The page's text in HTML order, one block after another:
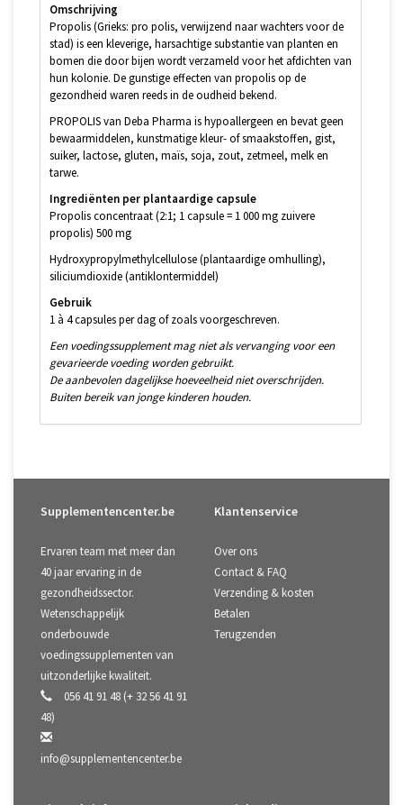
Omschrijving
Propolis (Grieks: pro polis, verwijzend naar wachters voor de
stad) is een kleverige, harsachtige substantie van planten en
bomen die door bijen wordt verzameld voor het afdichten van
hun kolonie. De gunstige effecten van propolis op de
gezondheid waren reeds in de oudheid bekend.
PROPOLIS van Deba Pharma is hypoallergeen en bevat geen
bewaarmiddelen, kunstmatige kleur- of smaakstoffen, gist,
suiker, lactose, gluten, maïs, soja, zout, zetmeel, melk en
tarwe.
Ingrediënten per plantaardige capsule
Propolis concentraat (2:1; 1 capsule = 1 000 mg zuivere
propolis) 500 mg
Hydroxypropylmethylcellulose (plantaardige omhulling),
siliciumdioxide (antiklontermiddel)
Gebruik
1 à 4 capsules per dag of zoals voorgeschreven.
Een voedingssupplement mag niet als vervanging voor een
gevarieerde voeding worden gebruikt.
De aanbevolen dagelijkse hoeveelheid niet overschrijden.
Buiten bereik van jonge kinderen houden.
Supplementencenter.be
Ervaren team met meer dan
40 jaar ervaring in de
gezondheidssector.
Wetenschappelijk
onderbouwde
voedingssupplementen van
uitzonderlijke kwaliteit.
056 41 91 48 (+ 32 56 41 91
48)
info@supplementencenter.be
Klantenservice
Over ons
Contact & FAQ
Verzending & kosten
Betalen
Terugzenden